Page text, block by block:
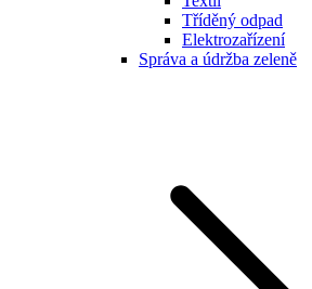
Tříděný odpad
Elektrozařízení
Správa a údržba zeleně